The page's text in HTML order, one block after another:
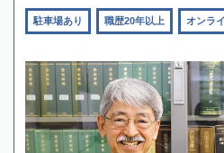
駐車場あり 職歴20年以上 オンラ